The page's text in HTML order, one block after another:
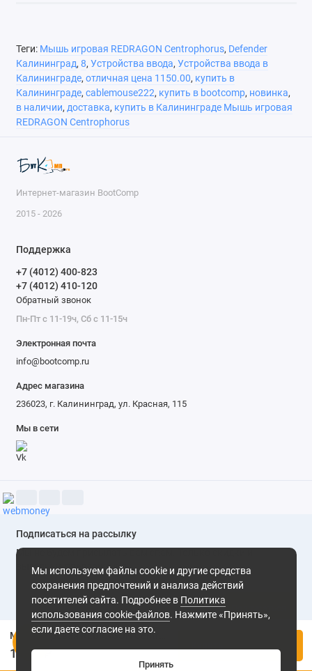
1 160 ₽
Теги: Мышь игровая REDRAGON Centrophorus, Defender
Калининград, 8, Устройства ввода, Устройства ввода в
Калининграде, отличная цена 1150.00, купить в
Калининграде, cablemouse222, купить в bootcomp, новинка,
в наличии, доставка, купить в Калининграде Мышь игровая
REDRAGON Centrophorus
Мы используем файлы cookie и другие средства
сохранения предпочтений и анализа действий
посетителей сайта. Подробнее в Политика
использования cookie-файлов. Нажмите «Принять»,
если даете согласие на это.
Принять
Интернет-магазин BootComp
2015 - 2026
Поддержка
+7 (4012) 400-823
+7 (4012) 410-120
Обратный звонок
Пн-Пт с 11-19ч, Сб с 11-15ч
Электронная почта
info@bootcomp.ru
Адрес магазина
236023, г. Калининград, ул. Красная, 115
Мы в сети
Подписаться на рассылку
Мы не будем присылать вам спам. Только скидки и
выгодные предложения
обработку персональных данных.